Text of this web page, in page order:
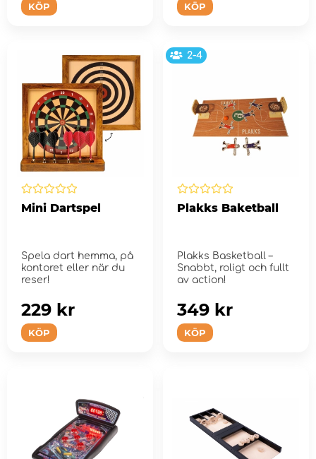
KÖP KÖP
Mini Dartspel
Spela dart hemma, på
kontoret eller när du
reser!
KÖP
229 kr
2-4
Plakks Baketball
Plakks Basketball –
Snabbt, roligt och fullt
av action!
KÖP
349 kr